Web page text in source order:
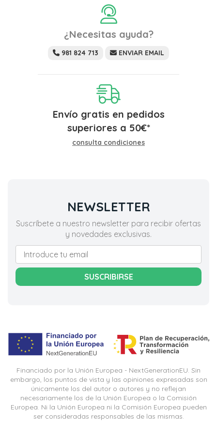
¿Necesitas ayuda?
981 824 713 ENVIAR EMAIL
Envío gratis en pedidos
superiores a 50€*
consulta condiciones
NEWSLETTER
Suscríbete a nuestro newsletter para recibir ofertas
y novedades exclusivas.
SUSCRIBIRSE
Financiado por la Unión Europea - NextGenerationEU. Sin
embargo, los puntos de vista y las opiniones expresadas son
únicamente los del autor o autores y no reflejan
necesariamente los de la Unión Europea o la Comisión
Europea. Ni la Unión Europea ni la Comisión Europea pueden
ser consideradas responsables de las mismas.